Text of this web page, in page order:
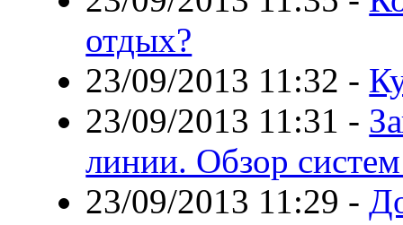
отдых?
23/09/2013 11:32 -
23/09/2013 11:31 -
линии. Обзор
23/09/2013 11:29 -